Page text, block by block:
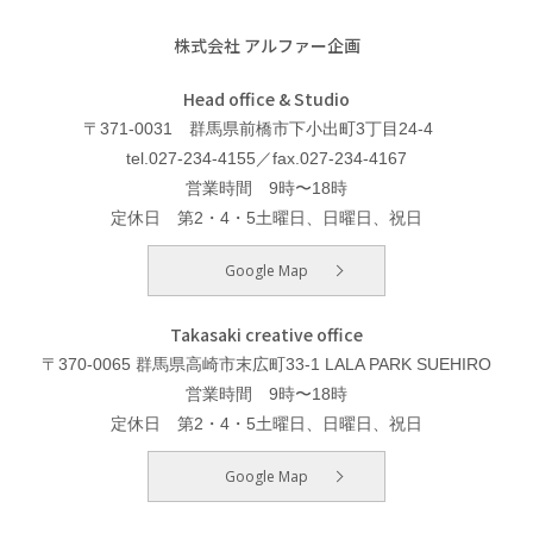
株式会社 アルファー企画
Head office & Studio
〒371-0031 群馬県前橋市下小出町3丁目24-4
tel.027-234-4155／fax.027-234-4167
営業時間 9時〜18時
定休日 第2・4・5土曜日、日曜日、祝日
Google Map
Takasaki creative office
〒370-0065 群馬県高崎市末広町33-1 LALA PARK SUEHIRO
営業時間 9時〜18時
定休日 第2・4・5土曜日、日曜日、祝日
Google Map